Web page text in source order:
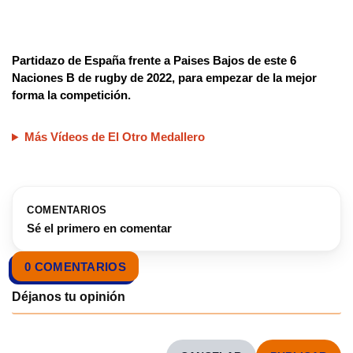
Partidazo de España frente a Paises Bajos de este 6
Naciones B de rugby de 2022, para empezar de la mejor
forma la competición.
Más Vídeos de El Otro Medallero
COMENTARIOS
Sé el primero en comentar
0 COMENTARIOS